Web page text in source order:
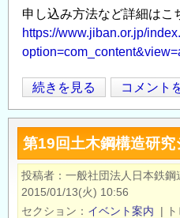
申し込み方法など詳細はこ
https://www.jiban.or.jp/
【地
盤
工
学
会
技
術
続きを見る コメント
第19回土木鋼構造研究
投稿者 一般社団法人日本鉄鋼
2015/01/13(火) 10:56
セクション
イベント案内 |